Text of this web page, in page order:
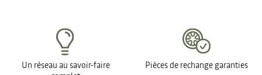
Un réseau au savoir-faire
Pièces de rechange garanties